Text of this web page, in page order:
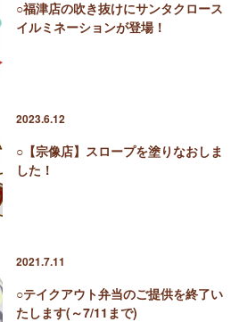
○福津店の吹き抜けにサンタクロース
イルミネーションが登場！
2023.6.12
○【宗像店】スロープを塗りなおしま
した！
2021.7.11
○テイクアウト弁当のご提供を終了い
たします(～7/11まで)